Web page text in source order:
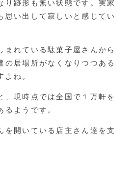
り跡形も無い状態です。実家
思い出して寂しいと感じてい
まれている駄菓子屋さんから
の居場所がなくなりつつある
ね。
、現時点では全国で１万軒を
るようです。
を開いている店主さん達を支